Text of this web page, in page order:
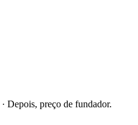
· Depois, preço de fundador.